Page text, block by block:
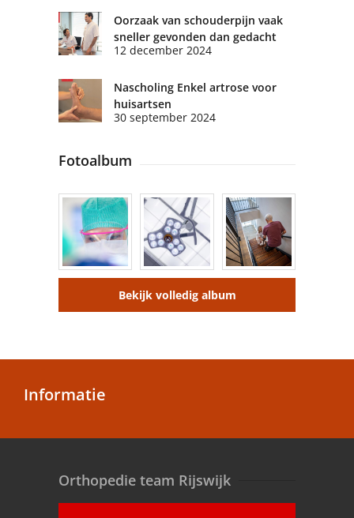
Oorzaak van schouderpijn vaak
sneller gevonden dan gedacht
12 december 2024
Nascholing Enkel artrose voor
huisartsen
30 september 2024
Fotoalbum
Bekijk volledig album
Informatie
Orthopedie team Rijswijk